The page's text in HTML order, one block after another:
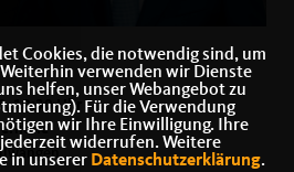
10:30 Uhr
Cookies, die notwendig sind, um
verwenden wir Dienste
helfen, unser Webangebot zu
Für die Verwendung
wir Ihre Einwilligung. Ihre
widerrufen. Weitere
in unserer Datenschutzerklärung.